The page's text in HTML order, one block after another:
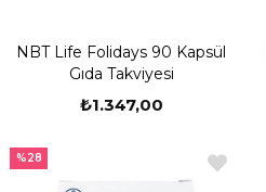
NBT Life Folidays 90 Kapsül
Gıda Takviyesi
₺1.347,00
%28